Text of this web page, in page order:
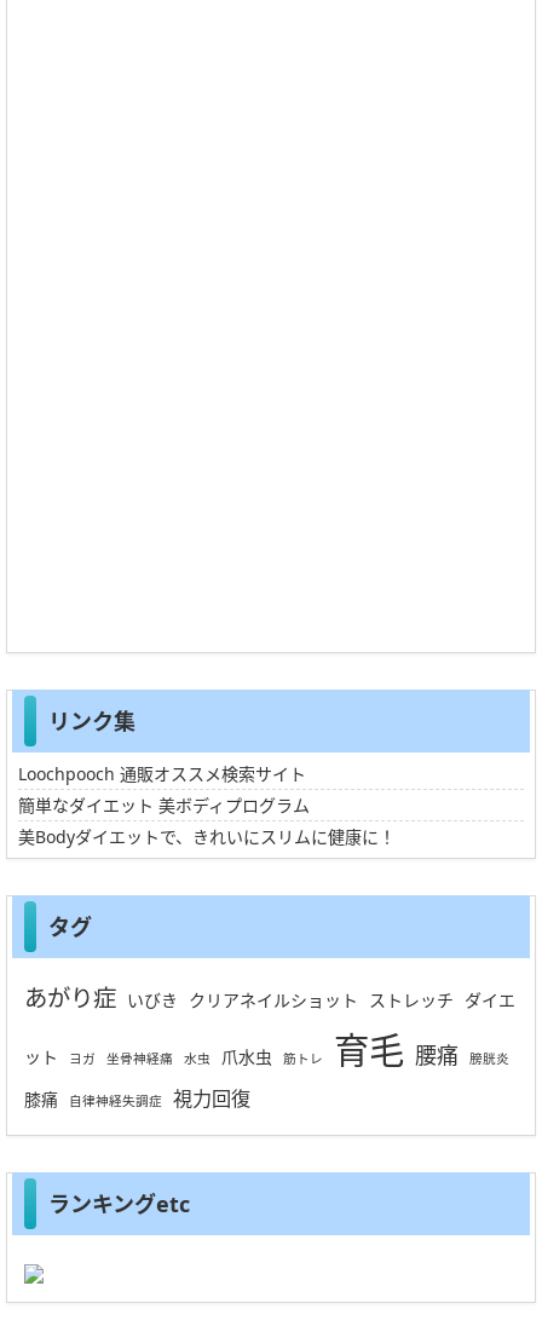
リンク集
Loochpooch 通販オススメ検索サイト
簡単なダイエット 美ボディプログラム
美Bodyダイエットで、きれいにスリムに健康に！
タグ
あがり症 いびき クリアネイルショット ストレッチ ダイエ
ット ヨガ 坐骨神経痛 水虫 爪水虫 筋トレ 育毛 腰痛 膀胱炎
膝痛 自律神経失調症 視力回復
ランキングetc